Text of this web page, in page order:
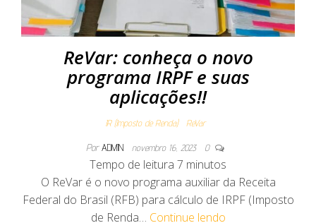
ReVar: conheça o novo
programa IRPF e suas
aplicações!!
IR (Imposto de Renda) ReVar
Por ADMIN novembro 16, 2023 0
Tempo de leitura 7 minutos
O ReVar é o novo programa auxiliar da Receita
Federal do Brasil (RFB) para cálculo de IRPF (Imposto
de Renda… Continue lendo